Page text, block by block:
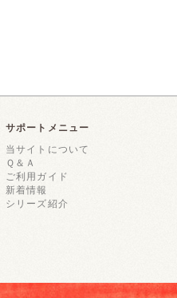
サポートメニュー
当サイトについて
Ｑ＆Ａ
ご利用ガイド
新着情報
シリーズ紹介